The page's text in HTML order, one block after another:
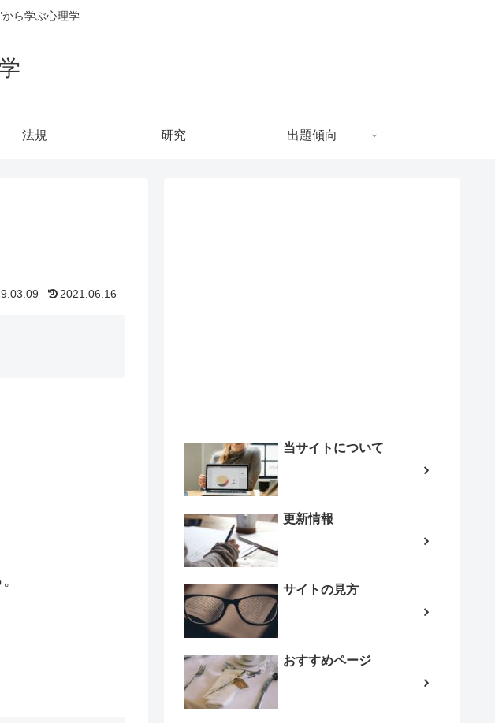
ら学ぶ心理学
法規 研究 出題傾向
2021.06.16
当サイトについて
更新情報
サイトの見方
おすすめページ